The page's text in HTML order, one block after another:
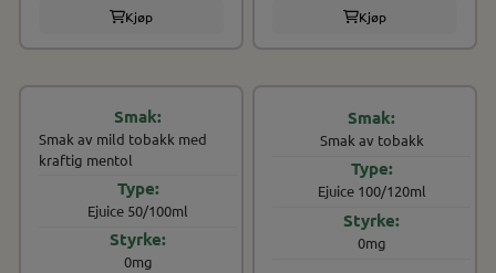
Kjøp
Kjøp
Smak av mild tobakk med
kraftig mentol
Ejuice 50/100ml
0mg
Smak av tobakk
Ejuice 100/120ml
0mg